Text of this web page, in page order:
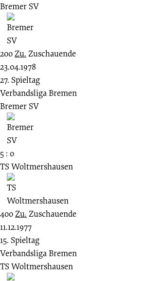
Bremer SV
200Zu. Zuschauende
23.04.1978
27. Spieltag
Verbandsliga Bremen
Bremer SV
5 : 0
TS Woltmershausen
400Zu. Zuschauende
11.12.1977
15. Spieltag
Verbandsliga Bremen
TS Woltmershausen